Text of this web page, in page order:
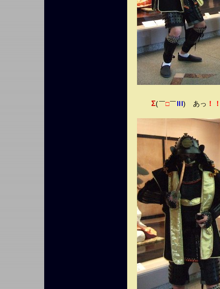
Σ(￣□￣ ) あっ ！